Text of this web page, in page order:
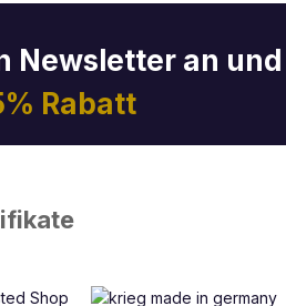
Newsletter an und
Rabatt